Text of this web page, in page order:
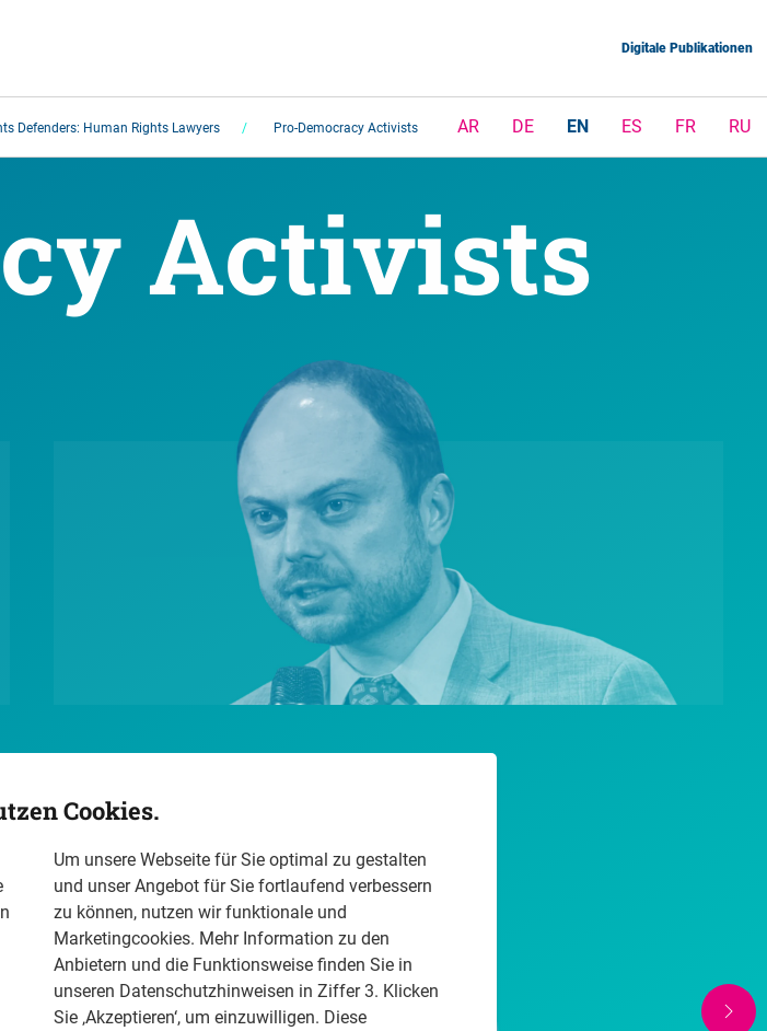
Digitale Publikationen
Defenders: Human Rights Lawyers Pro-Democracy Activists AR DE EN ES FR RU
Activists
Wladimir Kara-Murza
Cookies.
Um unsere Webseite für Sie optimal zu gestalten
und unser Angebot für Sie fortlaufend verbessern
zu können, nutzen wir funktionale und
Marketingcookies. Mehr Information zu den
Anbietern und die Funktionsweise finden Sie in
unseren Datenschutzhinweisen in Ziffer 3. Klicken
Sie ‚Akzeptieren‘, um einzuwilligen. Diese